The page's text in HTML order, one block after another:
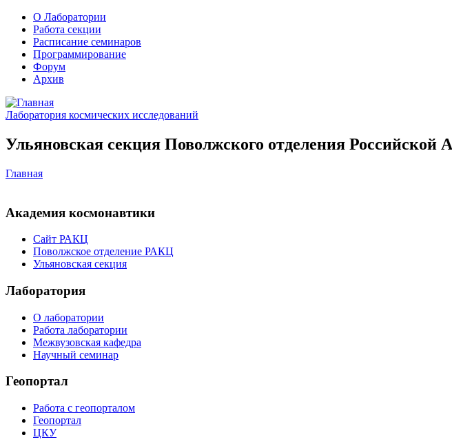
О Лаборатории
Работа секции
Расписание семинаров
Программирование
Форум
Архив
Лаборатория космических исследований
Ульяновская секция Поволжского отделения
Главная
Академия космонавтики
Сайт РАКЦ
Поволжское отделение РАКЦ
Ульяновская секция
Лаборатория
О лаборатории
Работа лаборатории
Межвузовская кафедра
Научный семинар
Геопортал
Работа с геопорталом
Геопортал
ЦКУ